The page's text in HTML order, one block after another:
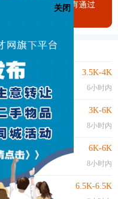
关闭
3.5K-4K
6小时内
3K-6K
8小时内
6K-6K
8小时内
6.5K-6.5K